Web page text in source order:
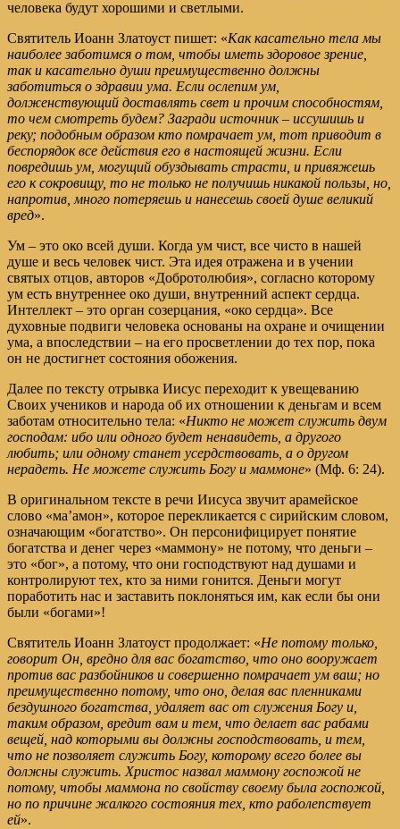
человека будут хорошими и светлыми.
Святитель Иоанн Златоуст пишет: «Как касательно тела мы
наиболее заботимся о том, чтобы иметь здоровое зрение,
так и касательно души преимущественно должны
заботиться о здравии ума. Если ослепим ум,
долженствующий доставлять свет и прочим способностям,
то чем смотреть будем? Загради источник – иссушишь и
реку; подобным образом кто помрачает ум, тот приводит в
беспорядок все действия его в настоящей жизни. Если
повредишь ум, могущий обуздывать страсти, и привяжешь
его к сокровищу, то не только не получишь никакой пользы, но,
напротив, много потеряешь и нанесешь своей душе великий
вред».
Ум – это око всей души. Когда ум чист, все чисто в нашей
душе и весь человек чист. Эта идея отражена и в учении
святых отцов, авторов «Добротолюбия», согласно которому
ум есть внутреннее око души, внутренний аспект сердца.
Интеллект – это орган созерцания, «око сердца». Все
духовные подвиги человека основаны на охране и очищении
ума, а впоследствии – на его просветлении до тех пор, пока
он не достигнет состояния обожения.
Далее по тексту отрывка Иисус переходит к увещеванию
Своих учеников и народа об их отношении к деньгам и всем
заботам относительно тела: «Никто не может служить двум
господам: ибо или одного будет ненавидеть, а другого
любить; или одному станет усердствовать, а о другом
нерадеть. Не можете служить Богу и маммоне» (Мф. 6: 24).
В оригинальном тексте в речи Иисуса звучит арамейское
слово «ма’амон», которое перекликается с сирийским словом,
означающим «богатство». Он персонифицирует понятие
богатства и денег через «маммону» не потому, что деньги –
это «бог», а потому, что они господствуют над душами и
контролируют тех, кто за ними гонится. Деньги могут
поработить нас и заставить поклоняться им, как если бы они
были «богами»!
Святитель Иоанн Златоуст продолжает: «Не потому только,
говорит Он, вредно для вас богатство, что оно вооружает
против вас разбойников и совершенно помрачает ум ваш; но
преимущественно потому, что оно, делая вас пленниками
бездушного богатства, удаляет вас от служения Богу и,
таким образом, вредит вам и тем, что делает вас рабами
вещей, над которыми вы должны господствовать, и тем,
что не позволяет служить Богу, которому всего более вы
должны служить. Христос назвал маммону госпожой не
потому, чтобы маммона по свойству своему была госпожой,
но по причине жалкого состояния тех, кто раболепствует
ей».